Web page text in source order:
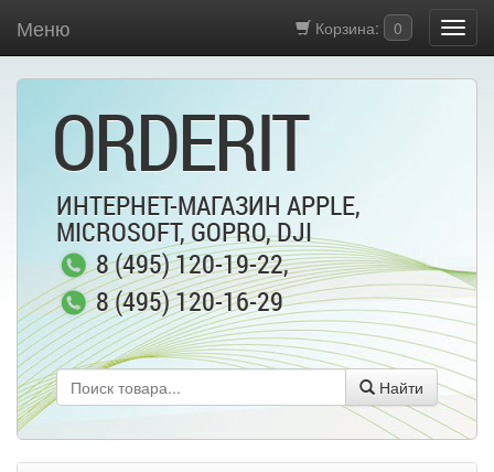
Корзина: 0
Меню
ORDERIT
ИНТЕРНЕТ-МАГАЗИН APPLE,
MICROSOFT, GOPRO, DJI
8 (495) 120-19-22,
8 (495) 120-16-29
Найти